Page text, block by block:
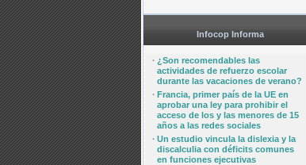
Infocop Informa
· ¿Son recomendables las
actividades de refuerzo escolar
durante las vacaciones de verano?
· Francia, primer país de la UE en
aprobar una ley para prohibir el
acceso de los y las menores de 15
años a las redes sociales
· Un estudio vincula la dislexia y la
discalculia con déficits comunes
en funciones ejecutivas